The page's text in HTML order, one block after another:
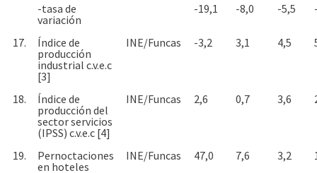
-tasa de
variación
-19,1 -8,0 -5,5
17.
Índice de
producción
industrial c.v.e.c
[3]
INE/Funcas -3,2 3,1 4,5
18.
Índice de
producción del
sector servicios
(IPSS) c.v.e.c [4]
INE/Funcas 2,6 0,7 3,6
19.
Pernoctaciones
en hoteles
INE/Funcas 47,0 7,6 3,2